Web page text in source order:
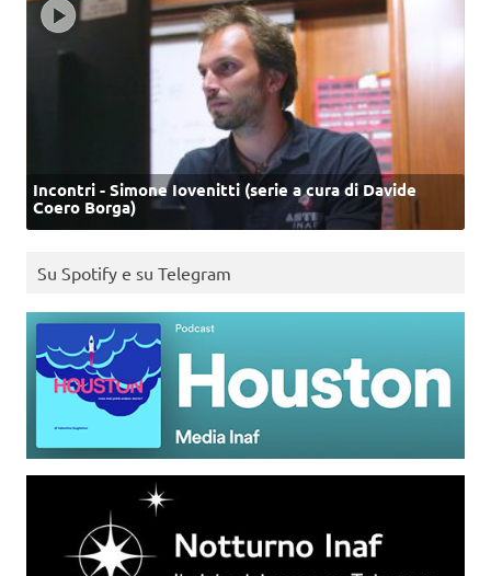
Incontri - Simone Iovenitti (serie a cura di Davide
Coero Borga)
Su Spotify e su Telegram